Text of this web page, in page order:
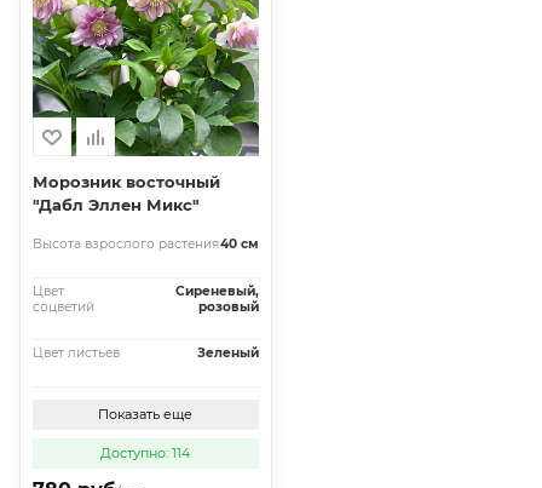
Морозник восточный
"Дабл Эллен Микс"
Высота взрослого растения40 см
Цвет
соцветий
Сиреневый,
розовый
Цвет листьев Зеленый
Показать еще
Доступно: 114